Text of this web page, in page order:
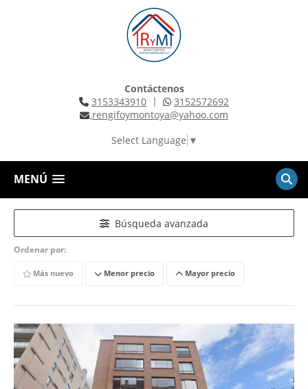
Contáctenos
3153343910 |
3152572692
rengifoymontoya@yahoo.com
Select Language ▼
MENÚ
Búsqueda avanzada
Ordenar por:
Más nuevo Menor precio Mayor precio